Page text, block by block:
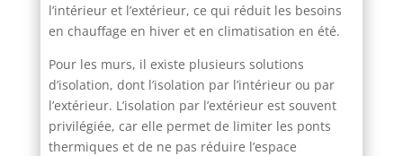
l’intérieur et l’extérieur, ce qui réduit les besoins
en chauffage en hiver et en climatisation en été.
Pour les murs, il existe plusieurs solutions
d’isolation, dont l’isolation par l’intérieur ou par
l’extérieur. L’isolation par l’extérieur est souvent
privilégiée, car elle permet de limiter les ponts
thermiques et de ne pas réduire l’espace